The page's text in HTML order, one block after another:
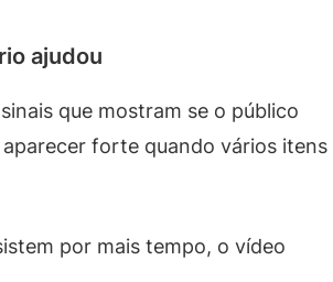
ajudou
que mostram se o público
forte quando vários itens
por mais tempo, o vídeo